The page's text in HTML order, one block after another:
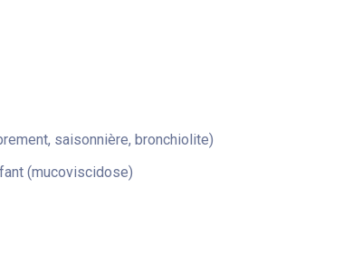
saisonnière, bronchiolite)
(mucoviscidose)